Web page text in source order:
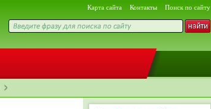
Карта сайта Контакты Поиск по сайту